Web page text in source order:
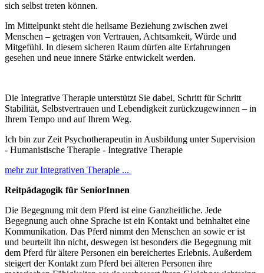
sich selbst treten können.
Im Mittelpunkt steht die heilsame Beziehung zwischen zwei
Menschen – getragen von Vertrauen, Achtsamkeit, Würde und
Mitgefühl. In diesem sicheren Raum dürfen alte Erfahrungen
gesehen und neue innere Stärke entwickelt werden.
Die Integrative Therapie unterstützt Sie dabei, Schritt für Schritt
Stabilität, Selbstvertrauen und Lebendigkeit zurückzugewinnen – in
Ihrem Tempo und auf Ihrem Weg.
Ich bin zur Zeit Psychotherapeutin in Ausbildung unter Supervision
- Humanistische Therapie - Integrative Therapie
mehr zur Integrativen Therapie ...
Reitpädagogik für SeniorInnen
Die Begegnung mit dem Pferd ist eine Ganzheitliche. Jede
Begegnung auch ohne Sprache ist ein Kontakt und beinhaltet eine
Kommunikation. Das Pferd nimmt den Menschen an sowie er ist
und beurteilt ihn nicht, deswegen ist besonders die Begegnung mit
dem Pferd für ältere Personen ein bereichertes Erlebnis. Außerdem
steigert der Kontakt zum Pferd bei älteren Personen ihre